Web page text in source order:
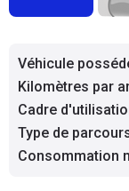
Utilitaires
Flottes
Auto
Services
Véhicule
Kilomètres par
Cadre
Type de
Consommation